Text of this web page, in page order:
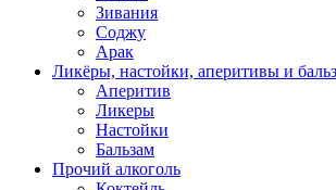
Зивания
Соджу
Арак
Ликёры, настойки, аперитивы и
Аперитив
Ликеры
Настойки
Бальзам
Прочий алкоголь